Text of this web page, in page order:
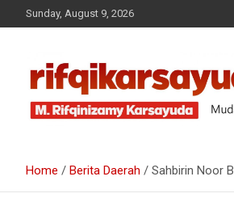
Sunday, August 9, 2026
Home Berita Daerah Sahbirin Noor